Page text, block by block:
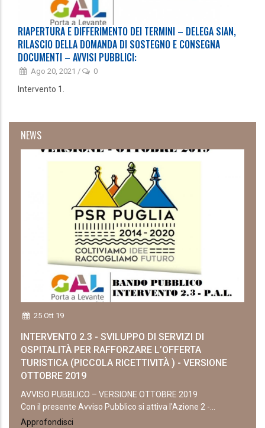
RIAPERTURA E DIFFERIMENTO DEI TERMINI – DELEGA SIAN,
RILASCIO DELLA DOMANDA DI SOSTEGNO E CONSEGNA
DOCUMENTI – AVVISI PUBBLICI:
Ago 20, 2021 / 0
Intervento 1.
NEWS
25 Ott 19
INTERVENTO 2.3 - SVILUPPO DI SERVIZI DI
OSPITALITÀ PER RAFFORZARE L’OFFERTA
TURISTICA (PICCOLA RICETTIVITÀ ) - VERSIONE
OTTOBRE 2019
AVVISO PUBBLICO – VERSIONE OTTOBRE 2019
Con il presente Avviso Pubblico si attiva l’Azione 2 -...
Approfondisci